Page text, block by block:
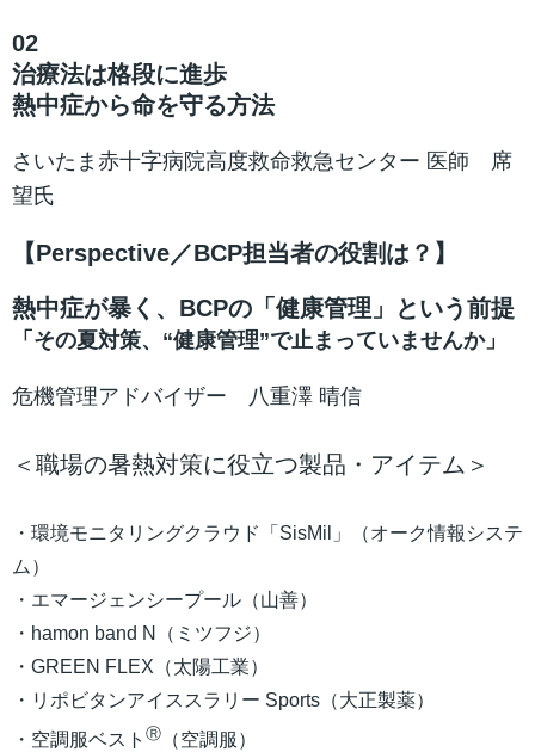
02
治療法は格段に進歩
熱中症から命を守る方法
さいたま赤十字病院高度救命救急センター 医師 席
望氏
【Perspective／BCP担当者の役割は？】
熱中症が暴く、BCPの「健康管理」という前提
「その夏対策、“健康管理”で止まっていませんか」
危機管理アドバイザー 八重澤 晴信
＜職場の暑熱対策に役立つ製品・アイテム＞
・環境モニタリングクラウド「SisMil」（オーク情報システ
ム）
・エマージェンシープール（山善）
・hamon band N（ミツフジ）
・GREEN FLEX（太陽工業）
・リポビタンアイススラリー Sports（大正製薬）
・空調服ベスト Ⓡ （空調服）